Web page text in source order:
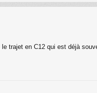
trajet en C12 qui est déjà